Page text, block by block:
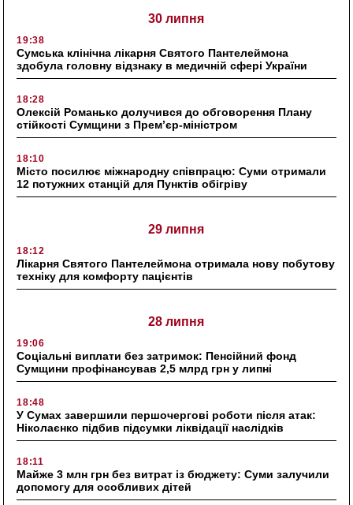
30 липня
19:38
Сумська клінічна лікарня Святого Пантелеймона
здобула головну відзнаку в медичній сфері України
18:28
Олексій Романько долучився до обговорення Плану
стійкості Сумщини з Прем’єр-міністром
18:10
Місто посилює міжнародну співпрацю: Суми отримали
12 потужних станцій для Пунктів обігріву
29 липня
18:12
Лікарня Святого Пантелеймона отримала нову побутову
техніку для комфорту пацієнтів
28 липня
19:06
Соціальні виплати без затримок: Пенсійний фонд
Сумщини профінансував 2,5 млрд грн у липні
18:48
У Сумах завершили першочергові роботи після атак:
Ніколаєнко підбив підсумки ліквідації наслідків
18:11
Майже 3 млн грн без витрат із бюджету: Суми залучили
допомогу для особливих дітей